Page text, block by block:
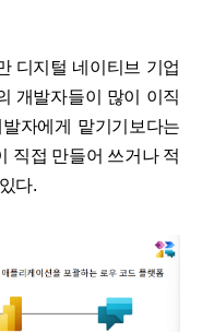
디지털 네이티브 기업
개발자들이 많이 이직
자에게 맡기기보다는
직접 만들어 쓰거나 적
다.